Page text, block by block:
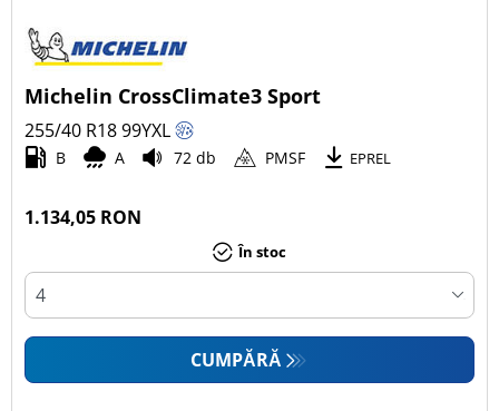
Tip autovehicul
Toate tipurile (8)
Autoturism (8)
SUV (0)
Camionetă (0)
Rulotă autopropulsată (0)
Michelin CrossClimate3 Sport
255/40 R1899YXL
B A 72 db PMSF EPREL
1.134,05 RON
În stoc
CUMPĂRĂ